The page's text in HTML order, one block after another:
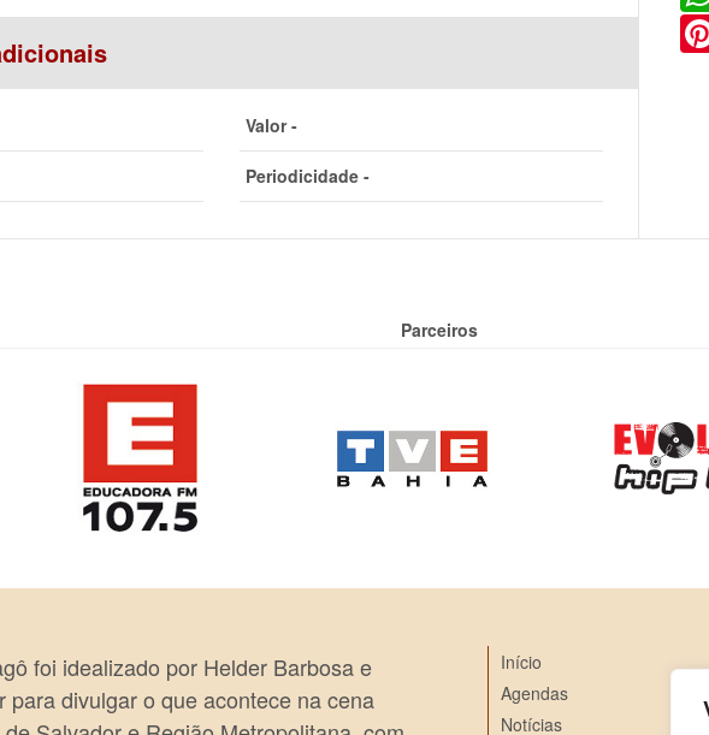
Valor -
Periodicidade -
Parceiros
foi idealizado por Helder Barbosa e
para divulgar o que acontece na cena
Início
Agendas
Notícias